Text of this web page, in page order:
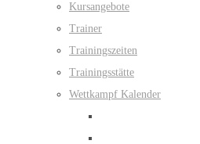
Kursangebote
Trainer
Trainingszeiten
Trainingsstätte
Wettkampf Kalender